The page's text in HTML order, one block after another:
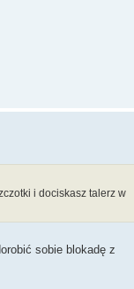
i dociskasz talerz w
sobie blokadę z